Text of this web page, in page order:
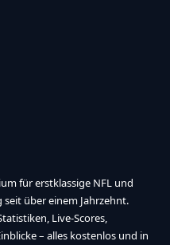
für erstklassige NFL und
über einem Jahrzehnt.
Live-Scores,
– alles kostenlos und in